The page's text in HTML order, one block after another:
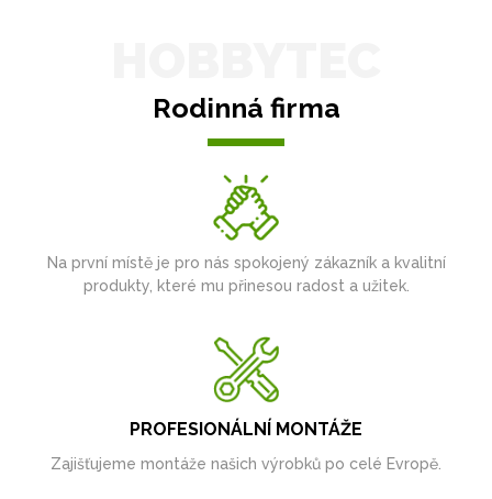
Rodinná firma
Na první místě je pro nás spokojený zákazník a kvalitní
produkty, které mu přinesou radost a užitek.
PROFESIONÁLNÍ MONTÁŽE
Zajišťujeme montáže našich výrobků po celé Evropě.